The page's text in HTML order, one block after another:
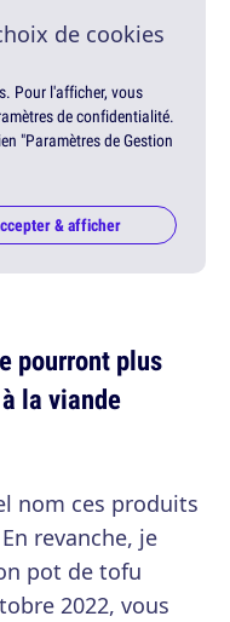
de cookies
Pour l'afficher, vous
de confidentialité.
"Paramètres de Gestion
& afficher
pourront plus
la viande
nom ces produits
revanche, je
pot de tofu
2022, vous